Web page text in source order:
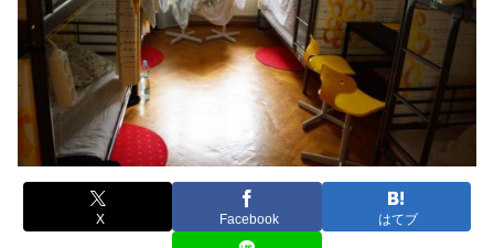
X Facebook はてブ